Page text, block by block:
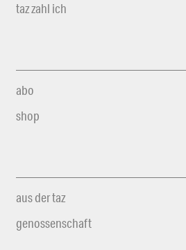
taz zahl ich
abo
shop
aus der taz
genossenschaft